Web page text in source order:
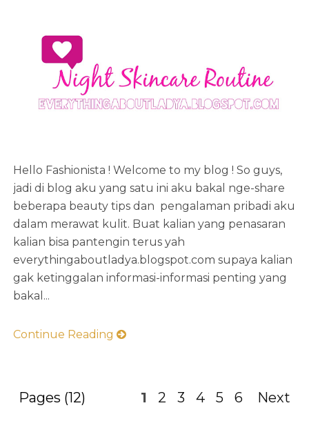
Hello Fashionista ! Welcome to my blog ! So guys,
jadi di blog aku yang satu ini aku bakal nge-share
beberapa beauty tips dan pengalaman pribadi aku
dalam merawat kulit. Buat kalian yang penasaran
kalian bisa pantengin terus yah
everythingaboutladya.blogspot.com supaya kalian
gak ketinggalan informasi-informasi penting yang
bakal...
Continue Reading
Pages (12) 1 2 3 4 5 6 Next